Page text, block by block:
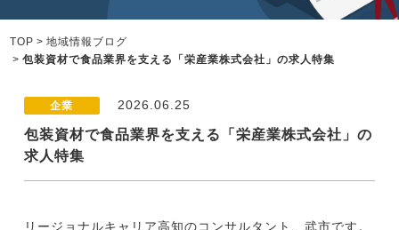
企業TOPインタビュー
高知の特色
地域情報ブログ
ニュース
TOP
地域情報ブログ
包装資材で食品業界を支える「栄産業株式会社」の求人特集
企業 2026.06.25
包装資材で食品業界を支える「栄産業株式会社」の
求人特集
リージョナルキャリア高知のコンサルタント、武市です。